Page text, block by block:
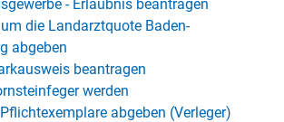
- Erlaubnis beantragen
die Landarztquote Baden-
abgeben
beantragen
werden
abgeben (Verleger)